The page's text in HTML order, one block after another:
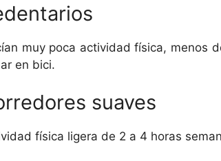
muy poca actividad física, menos
en bici.
suaves
física ligera de 2 a 4 horas